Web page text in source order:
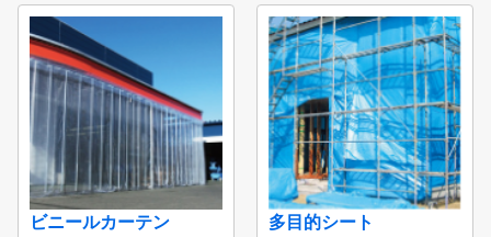
ビニールカーテン 多目的シート